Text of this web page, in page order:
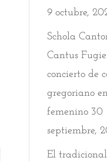
9 octubre,
Schola
Cantus
concierto de
gregoriano
femenino 30
septiembre,
El tradicional